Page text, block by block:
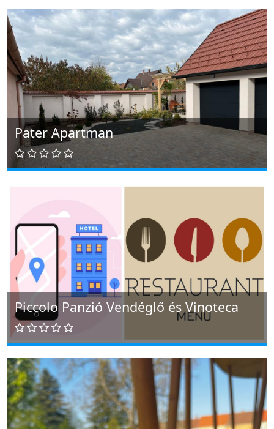
Pater Apartman
Piccolo Panzió Vendéglő és Vinoteca